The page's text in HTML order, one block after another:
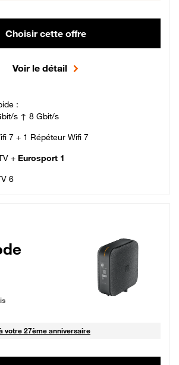
Choisir cette offre
Voir le détail
:
s ↑ 8 Gbit/s
7 + 1 Répéteur Wifi 7
+ Eurosport 1
6
Fibre_18_26
0 mois puis 49,99 € par mois, Sans engagement
mois
votre 27ème anniversaire